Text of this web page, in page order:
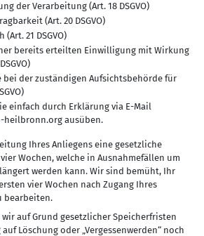
der Verarbeitung (Art. 18 DSGVO)
(Art. 20 DSGVO)
21 DSGVO)
bereits erteilten Einwilligung mit Wirkung
bei der zuständigen Aufsichtsbehörde für
einfach durch Erklärung via E-Mail
heilbronn.org ausüben.
Ihres Anliegens eine gesetzliche
Wochen, welche in Ausnahmefällen um
werden kann. Wir sind bemüht, Ihr
vier Wochen nach Zugang Ihres
bearbeiten.
auf Grund gesetzlicher Speicherfristen
Löschung oder „Vergessenwerden“ noch